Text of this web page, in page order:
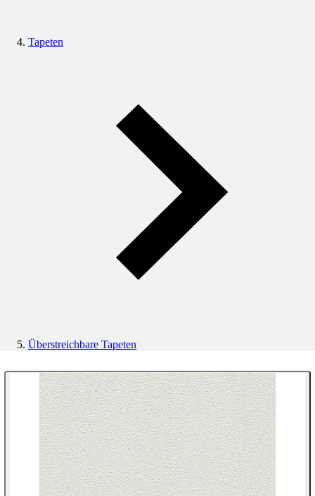
Tapeten
Überstreichbare Tapeten